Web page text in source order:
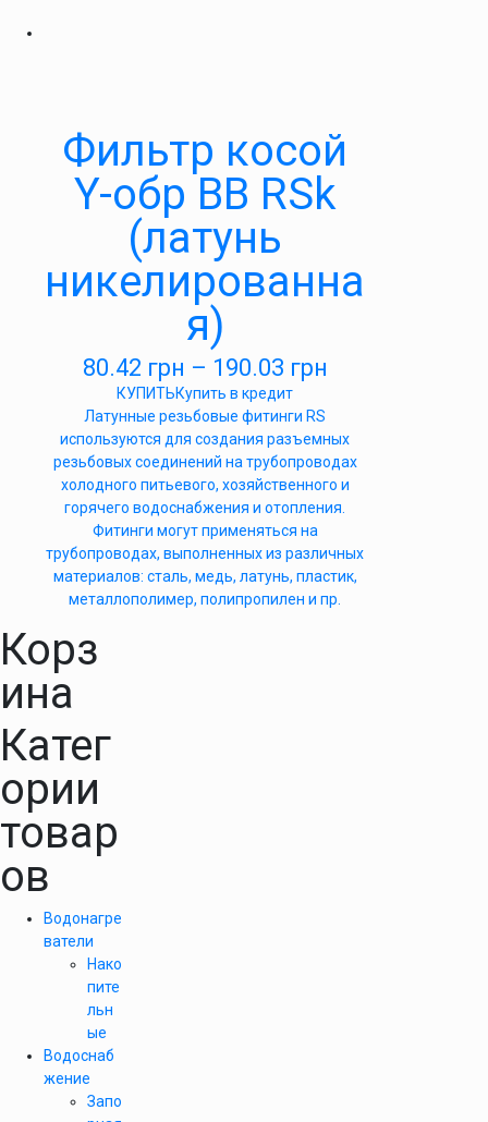
Фильтр косой
Y-обр ВВ RSk
(латунь
никелированна
я)
80.42 грн – 190.03 грн
КУПИТЬКупить в кредит
Латунные резьбовые фитинги RS
используются для создания разъемных
резьбовых соединений на трубопроводах
холодного питьевого, хозяйственного и
горячего водоснабжения и отопления.
Фитинги могут применяться на
трубопроводах, выполненных из различных
материалов: сталь, медь, латунь, пластик,
металлополимер, полипропилен и пр.
Корз
ина
Катег
ории
товар
ов
Водонагре
ватели
Нако
пите
льн
ые
Водоснаб
жение
Запо